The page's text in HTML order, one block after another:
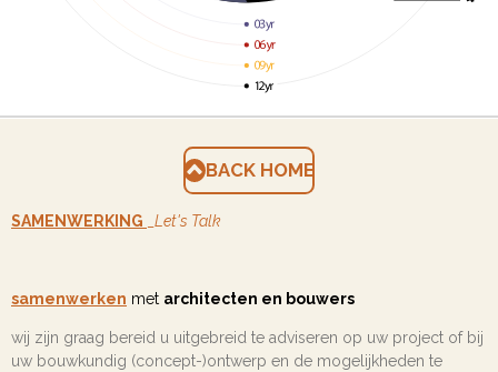
BACK HOME
SAMENWERKING Let's Talk
samenwerken met architecten en bouwers
wij zijn graag bereid u uitgebreid te adviseren op uw project of bij
uw bouwkundig (concept-)ontwerp en de mogelijkheden te